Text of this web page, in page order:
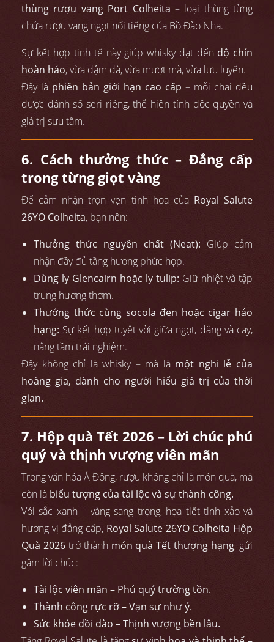
thùng rượu vang Port Colheita – loại thùng từng
chứa rượu vang ngọt nổi tiếng của Bồ Đào Nha.
Sự kết hợp tinh tế này giúp whisky đạt đến độ chín
hoàn hảo, vừa đậm đà, vừa mượt mà, vừa lưu luyến.
Đây là phiên bản giới hạn cao cấp – mỗi chai đều
được đánh số seri riêng, thể hiện tính độc quyền và
giá trị sưu tầm.
6. Cách thưởng thức – Đẳng cấp
trong từng giọt vàng
Để cảm nhận trọn vẹn tinh hoa của Royal Salute
26YO Colheita, bạn nên:
Thưởng thức nguyên chất (Neat): Giúp cảm
nhận đầy đủ tầng hương phức hợp.
Dùng ly Glencairn hoặc ly tulip: Giữ nhiệt và tập
trung hương thơm.
Thưởng thức cùng socola đen hoặc cigar hảo
hạng: Sự kết hợp tuyệt vời giữa ngọt, đắng và cay,
nâng tầm trải nghiệm.
Đây không chỉ là whisky – mà là một nghi lễ của
hoàng gia, dành cho người hiểu giá trị của thời
gian.
7. Hộp quà Tết 2026 – Lời chúc phú
quý và thịnh vượng viên mãn
Trong văn hóa Á Đông, rượu không chỉ là món quà, mà
còn là biểu tượng của tài lộc và sự thành công.
Với sắc xanh – vàng sang trọng, họa tiết tinh xảo và
hương vị đẳng cấp, Royal Salute 26YO Colheita Hộp
Quà 2026trở thành món quà Tết thượng hạng, gửi
gắm lời chúc:
Tài lộc viên mãn – Phú quý trường tồn.
Thành công rực rỡ – Vạn sự như ý.
Sức khỏe dồi dào – Thịnh vượng bền lâu.